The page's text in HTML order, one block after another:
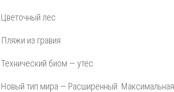
Цветочный лес
Пляжи из гравия
Технический биом — утёс
Новый тип мира — Расширенный.